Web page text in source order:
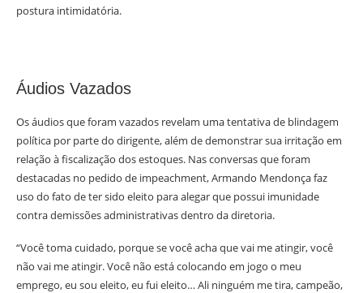
postura intimidatória.
Áudios Vazados
Os áudios que foram vazados revelam uma tentativa de blindagem
política por parte do dirigente, além de demonstrar sua irritação em
relação à fiscalização dos estoques. Nas conversas que foram
destacadas no pedido de impeachment, Armando Mendonça faz
uso do fato de ter sido eleito para alegar que possui imunidade
contra demissões administrativas dentro da diretoria.
“Você toma cuidado, porque se você acha que vai me atingir, você
não vai me atingir. Você não está colocando em jogo o meu
emprego, eu sou eleito, eu fui eleito… Ali ninguém me tira, campeão,